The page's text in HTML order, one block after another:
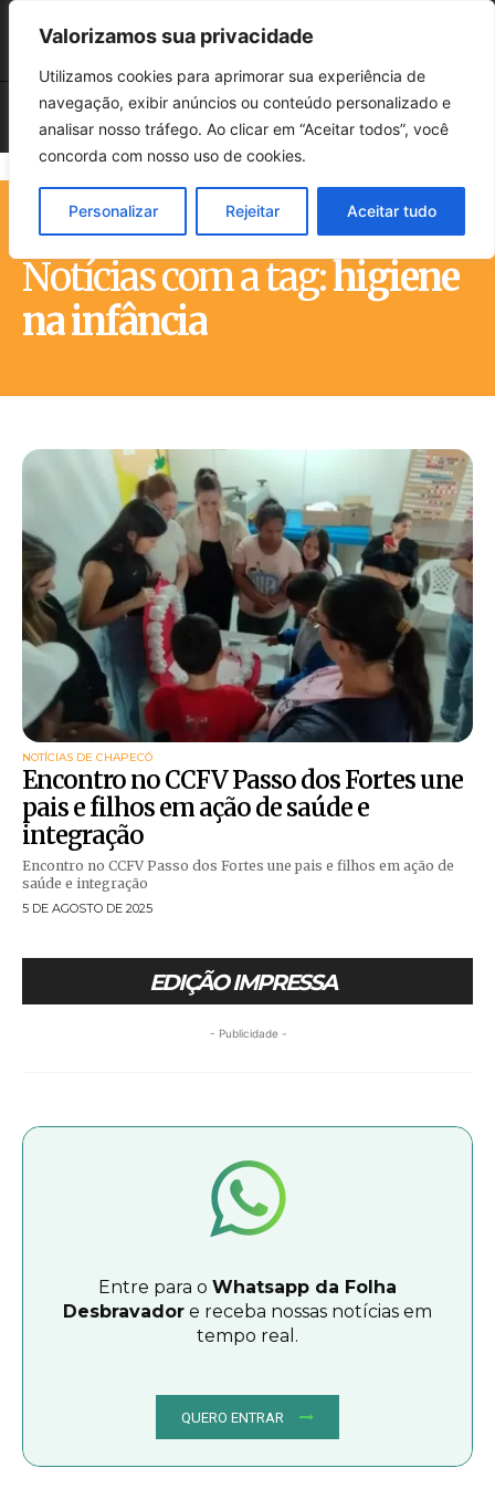
Valorizamos sua privacidade
Utilizamos cookies para aprimorar sua experiência de
navegação, exibir anúncios ou conteúdo personalizado e
analisar nosso tráfego. Ao clicar em “Aceitar todos”, você
concorda com nosso uso de cookies.
Personalizar Rejeitar Aceitar tudo
Notícias com a tag:higiene
na infância
NOTÍCIAS DE CHAPECÓ
Encontro no CCFV Passo dos Fortes une
pais e filhos em ação de saúde e
integração
Encontro no CCFV Passo dos Fortes une pais e filhos em ação de
saúde e integração
5 DE AGOSTO DE 2025
EDIÇÃO IMPRESSA
- Publicidade -
Entre para o Whatsapp da Folha
Desbravador e receba nossas notícias em
tempo real.
QUERO ENTRAR